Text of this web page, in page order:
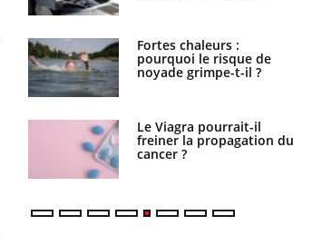
Fortes chaleurs :
pourquoi le risque de
noyade grimpe-t-il ?
Le Viagra pourrait-il
freiner la propagation du
cancer ?
Grossesse et chaleur : ce
que dit la science
Le smartphone nuit-il à
l'apprentissage de la
lecture ?